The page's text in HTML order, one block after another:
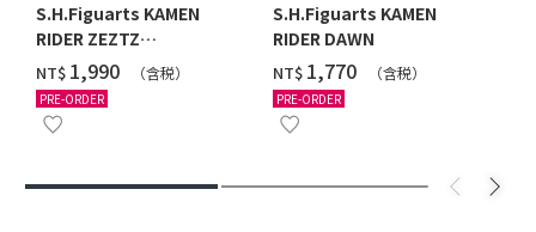
S.H.Figuarts KAMEN
RIDER ZEZTZ
CATASTROM
NT$ ‌1,990 （含税）
PRE-ORDER
S.H.Figuarts KAMEN
RIDER DAWN
NT$ ‌1,770 （含税）
PRE-ORDER